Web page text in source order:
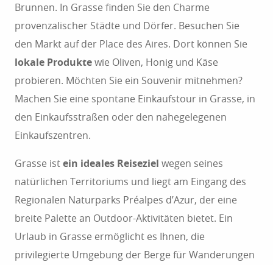
Brunnen. In Grasse finden Sie den Charme
provenzalischer Städte und Dörfer. Besuchen Sie
den Markt auf der Place des Aires. Dort können Sie
lokale Produktewie Oliven, Honig und Käse
probieren. Möchten Sie ein Souvenir mitnehmen?
Machen Sie eine spontane Einkaufstour in Grasse, in
den Einkaufsstraßen oder den nahegelegenen
Einkaufszentren.
Grasse istein ideales Reiseziel wegen seines
natürlichen Territoriums und liegt am Eingang des
Regionalen Naturparks Préalpes d’Azur, der eine
breite Palette an Outdoor-Aktivitäten bietet. Ein
Urlaub in Grasse ermöglicht es Ihnen, die
privilegierte Umgebung der Berge für Wanderungen